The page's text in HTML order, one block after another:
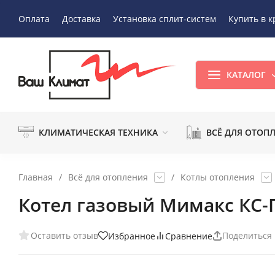
Оплата Доставка Установка сплит-систем Купить в
КАТАЛОГ
КЛИМАТИЧЕСКАЯ ТЕХНИКА ВСЁ ДЛЯ
Главная / Всё для отопления / Котлы отопления
Котел газовый Мимакс
Оставить отзыв Избранное Сравнение Поделиться